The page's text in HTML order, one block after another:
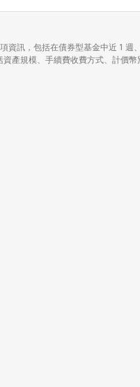
各項資訊，包括在債券型基金中近
資產規模、手續費收費方式、計